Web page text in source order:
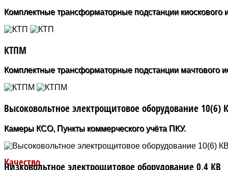
Комплектные трансформаторные подстанции киоскового
КТПМ
Комплектные трансформаторные подстанции мачтового
Высоковольтное электрощитовое оборудование 10(6)
Камеры КСО, Пункты коммерческого учёта ПКУ.
Низковольтное электрощитовое оборудование 0,4 КВ
Качество